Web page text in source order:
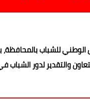
للشباب
والتقدير لدور